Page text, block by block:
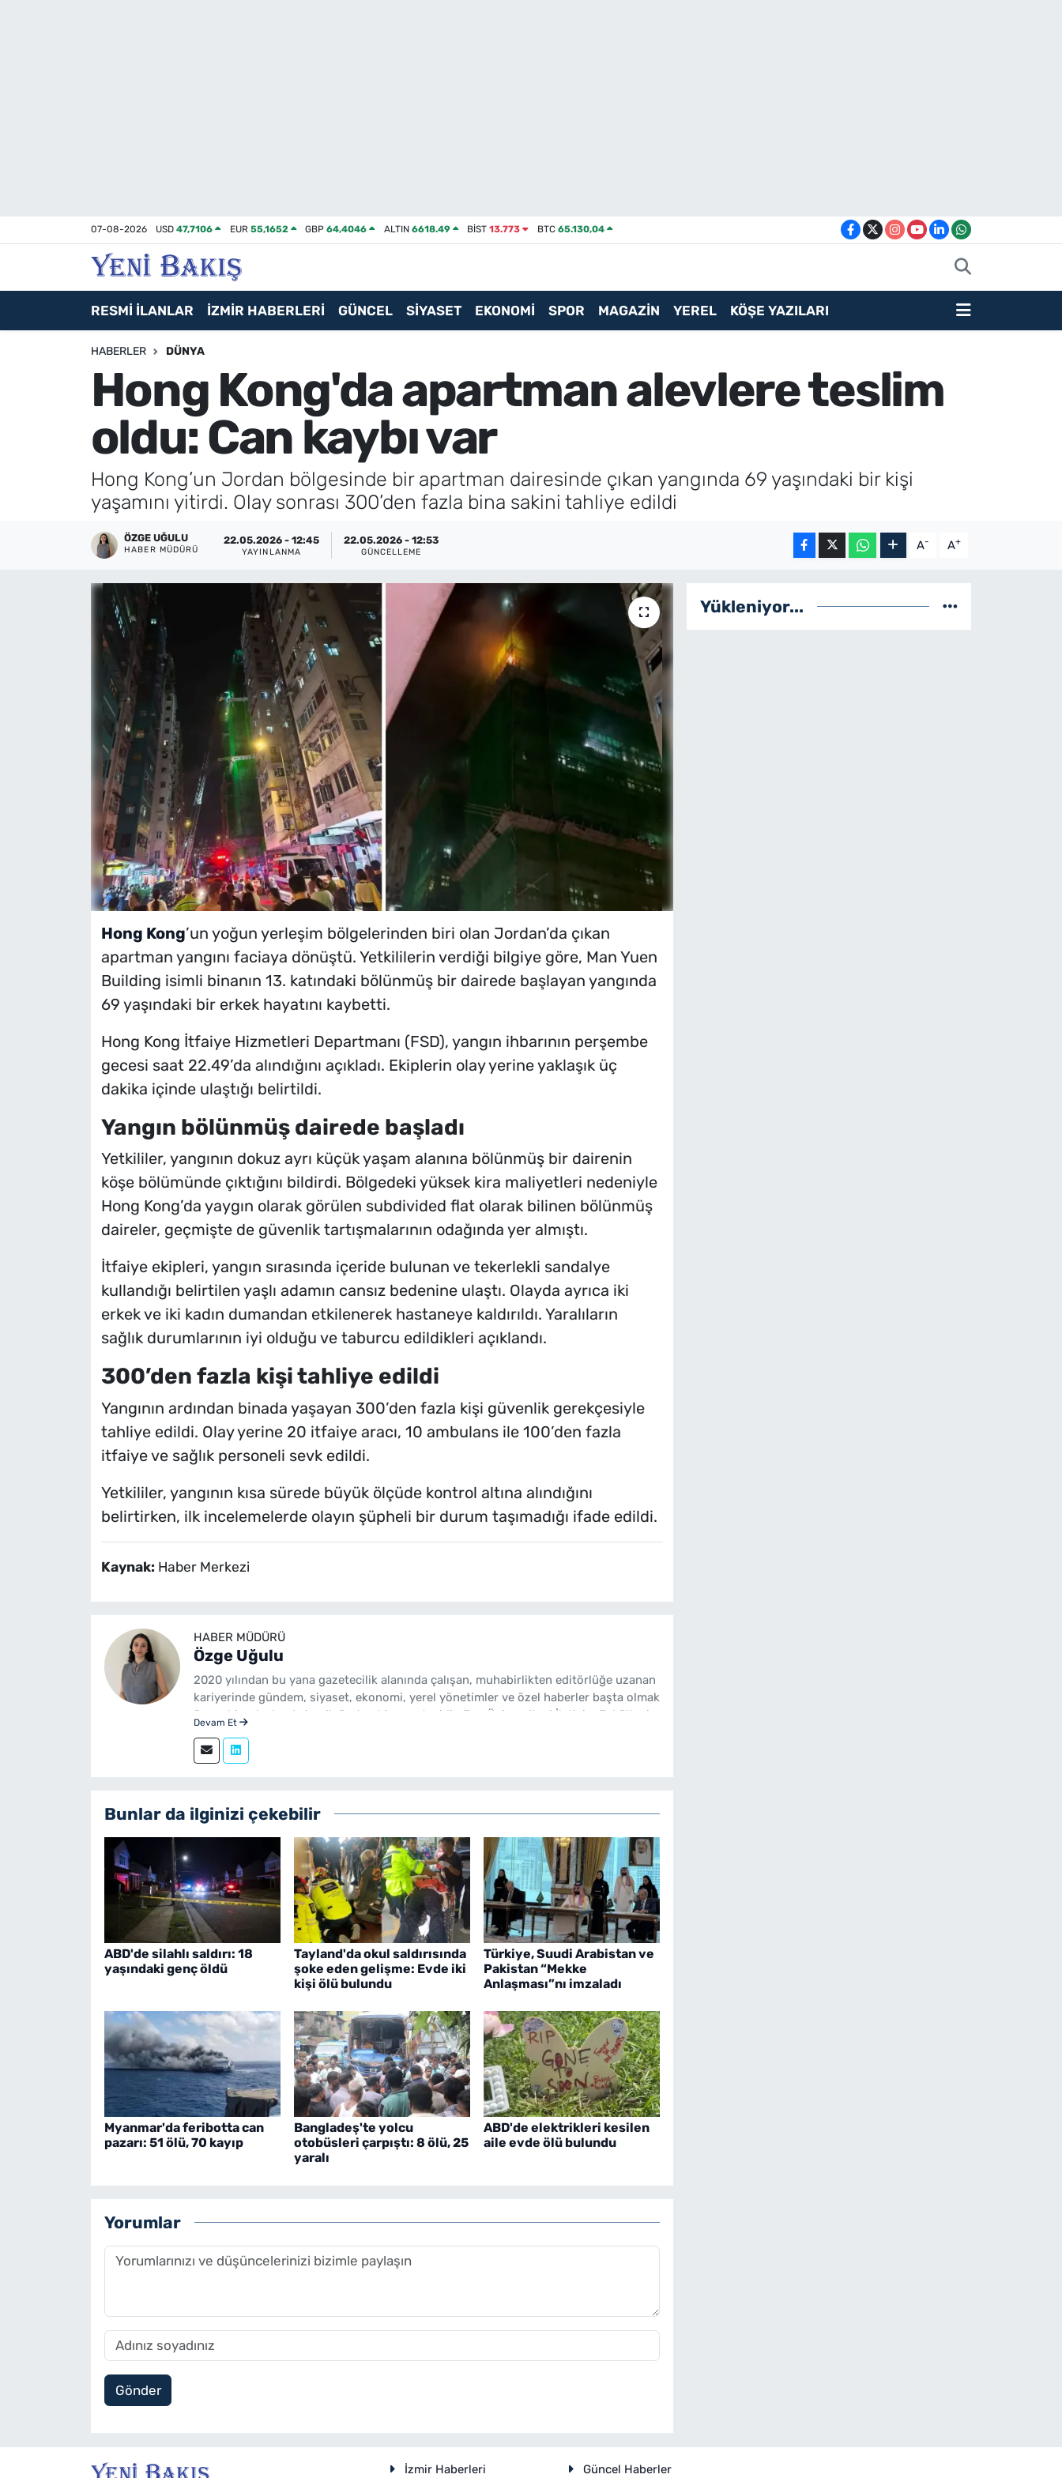
07-08-2026 USD47,7106 EUR 55,1652 GBP64,4046 ALTIN 6618.49 BİST13.773 BTC 65.130,04
RESMİ İLANLAR İZMİR HABERLERİ GÜNCEL SİYASET EKONOMİ SPOR MAGAZİN YEREL KÖŞE YAZILARI
HABERLER DÜNYA
Hong Kong'da apartman alevlere teslim
oldu: Can kaybı var
Hong Kong’un Jordan bölgesinde bir apartman dairesinde çıkan yangında 69 yaşındaki bir kişi
yaşamını yitirdi. Olay sonrası 300’den fazla bina sakini tahliye edildi
ÖZGE UĞULU
HABER MÜDÜRÜ
22.05.2026 - 12:45
YAYINLANMA
22.05.2026 - 12:53
GÜNCELLEME A- A+
Hong Kong’un yoğun yerleşim bölgelerinden biri olan Jordan’da çıkan
apartman yangını faciaya dönüştü. Yetkililerin verdiği bilgiye göre, Man Yuen
Building isimli binanın 13. katındaki bölünmüş bir dairede başlayan yangında
69 yaşındaki bir erkek hayatını kaybetti.
Hong Kong İtfaiye Hizmetleri Departmanı (FSD), yangın ihbarının perşembe
gecesi saat 22.49’da alındığını açıkladı. Ekiplerin olay yerine yaklaşık üç
dakika içinde ulaştığı belirtildi.
Yangın bölünmüş dairede başladı
Yetkililer, yangının dokuz ayrı küçük yaşam alanına bölünmüş bir dairenin
köşe bölümünde çıktığını bildirdi. Bölgedeki yüksek kira maliyetleri nedeniyle
Hong Kong’da yaygın olarak görülen subdivided flat olarak bilinen bölünmüş
daireler, geçmişte de güvenlik tartışmalarının odağında yer almıştı.
İtfaiye ekipleri, yangın sırasında içeride bulunan ve tekerlekli sandalye
kullandığı belirtilen yaşlı adamın cansız bedenine ulaştı. Olayda ayrıca iki
erkek ve iki kadın dumandan etkilenerek hastaneye kaldırıldı. Yaralıların
sağlık durumlarının iyi olduğu ve taburcu edildikleri açıklandı.
300’den fazla kişi tahliye edildi
Yangının ardından binada yaşayan 300’den fazla kişi güvenlik gerekçesiyle
tahliye edildi. Olay yerine 20 itfaiye aracı, 10 ambulans ile 100’den fazla
itfaiye ve sağlık personeli sevk edildi.
Yetkililer, yangının kısa sürede büyük ölçüde kontrol altına alındığını
belirtirken, ilk incelemelerde olayın şüpheli bir durum taşımadığı ifade edildi.
Kaynak: Haber Merkezi
HABER MÜDÜRÜ
Özge Uğulu
2020 yılından bu yana gazetecilik alanında çalışan, muhabirlikten editörlüğe uzanan
kariyerinde gündem, siyaset, ekonomi, yerel yönetimler ve özel haberler başta olmak
üzere birçok alanda içerik üreten bir gazetecidir. Ege Üniversitesi İletişim Fakültesi
sürdürmektedir.
Devam Et
Bunlar da ilginizi çekebilir
ABD'de silahlı saldırı: 18
yaşındaki genç öldü
Tayland'da okul saldırısında
şoke eden gelişme: Evde iki
kişi ölü bulundu
Türkiye, Suudi Arabistan ve
Pakistan “Mekke
Anlaşması”nı imzaladı
Myanmar'da feribotta can
pazarı: 51 ölü, 70 kayıp
Bangladeş'te yolcu
otobüsleri çarpıştı: 8 ölü, 25
yaralı
ABD'de elektrikleri kesilen
aile evde ölü bulundu
Yorumlar
Gönder
Yükleniyor...
İzmir Haberleri Güncel Haberler
Asayiş / Polis-Adliye
Magazin